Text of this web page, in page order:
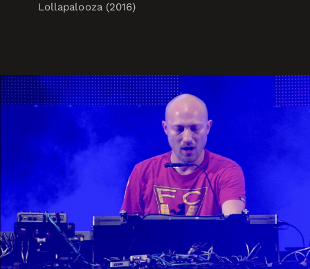
Lollapalooza (2016)